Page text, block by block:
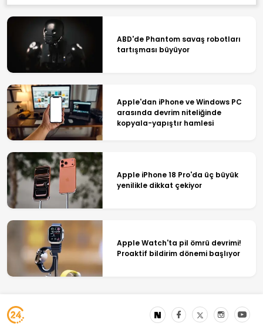
ABD'de Phantom savaş robotları
tartışması büyüyor
Apple'dan iPhone ve Windows PC
arasında devrim niteliğinde
kopyala-yapıştır hamlesi
Apple iPhone 18 Pro'da üç büyük
yenilikle dikkat çekiyor
Apple Watch'ta pil ömrü devrimi!
Proaktif bildirim dönemi başlıyor